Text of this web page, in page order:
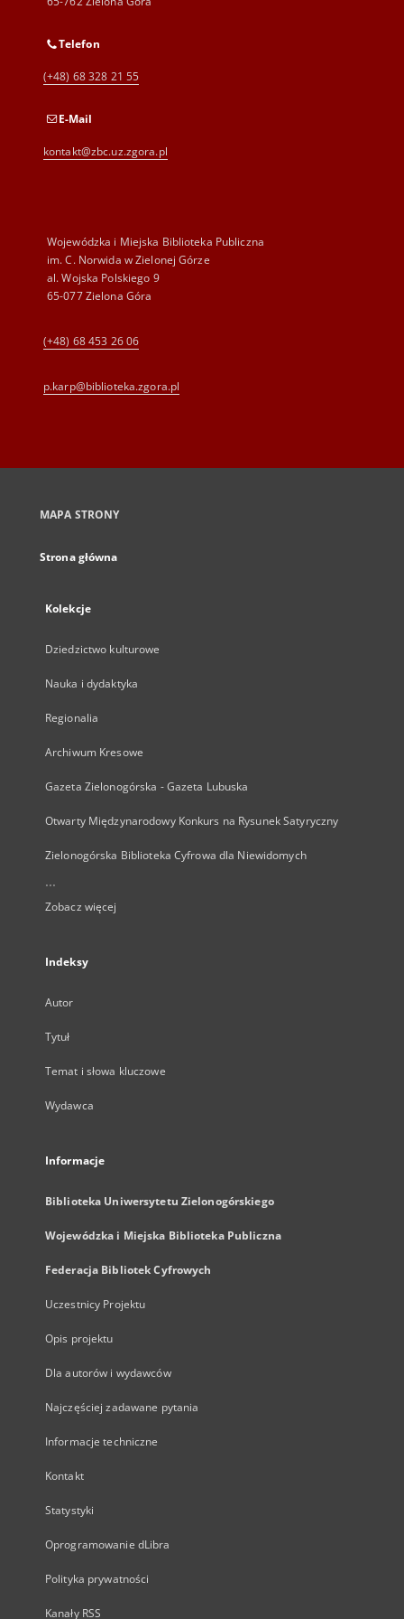
Telefon
(+48) 68 328 21 55
E-Mail
kontakt@zbc.uz.zgora.pl
Wojewódzka i Miejska Biblioteka Publiczna
im. C. Norwida w Zielonej Górze
al. Wojska Polskiego 9
65-077 Zielona Góra
(+48) 68 453 26 06
p.karp@biblioteka.zgora.pl
MAPA STRONY
Strona główna
Kolekcje
Dziedzictwo kulturowe
Nauka i dydaktyka
Regionalia
Archiwum Kresowe
Gazeta Zielonogórska - Gazeta Lubuska
Otwarty Międzynarodowy Konkurs na Rysunek Satyryczny
Zielonogórska Biblioteka Cyfrowa dla Niewidomych
...
Zobacz więcej
Indeksy
Autor
Tytuł
Temat i słowa kluczowe
Wydawca
Informacje
Biblioteka Uniwersytetu Zielonogórskiego
Wojewódzka i Miejska Biblioteka Publiczna
Federacja Bibliotek Cyfrowych
Uczestnicy Projektu
Opis projektu
Dla autorów i wydawców
Najczęściej zadawane pytania
Informacje techniczne
Kontakt
Statystyki
Oprogramowanie dLibra
Polityka prywatności
Kanały RSS